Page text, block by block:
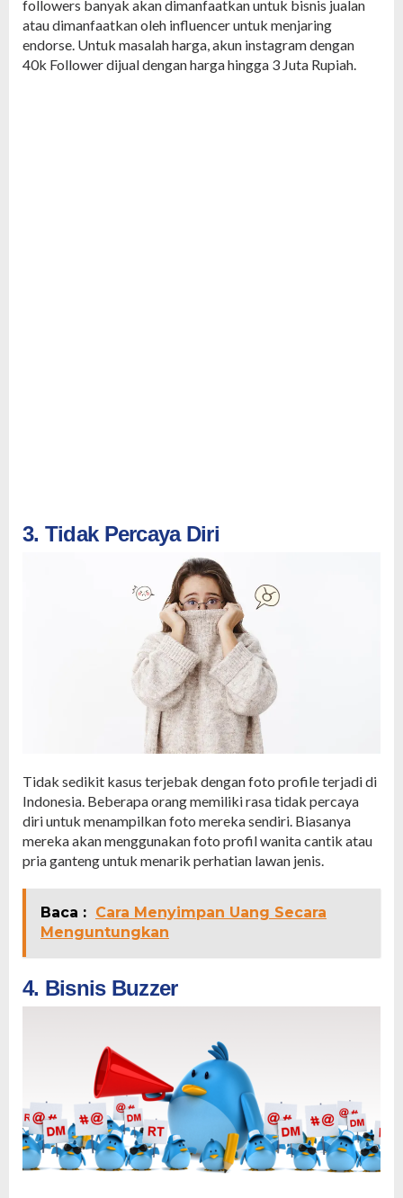
followers banyak akan dimanfaatkan untuk bisnis jualan
atau dimanfaatkan oleh influencer untuk menjaring
endorse. Untuk masalah harga, akun instagram dengan
40k Follower dijual dengan harga hingga 3 Juta Rupiah.
3. Tidak Percaya Diri
Tidak sedikit kasus terjebak dengan foto profile terjadi di
Indonesia. Beberapa orang memiliki rasa tidak percaya
diri untuk menampilkan foto mereka sendiri. Biasanya
mereka akan menggunakan foto profil wanita cantik atau
pria ganteng untuk menarik perhatian lawan jenis.
Baca : Cara Menyimpan Uang Secara
Menguntungkan
4. Bisnis Buzzer